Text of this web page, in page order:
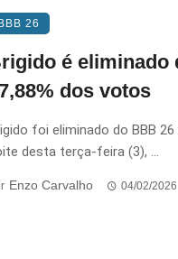
BBB 26
é eliminado
dos votos
foi eliminado do BBB
desta terça-feira (3), ...
Enzo Carvalho 04/02/2026